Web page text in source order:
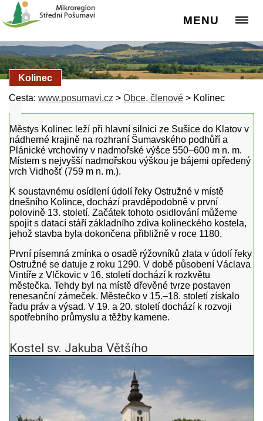
MENU
Kolinec
Cesta: www.posumavi.cz > Obce, členové > Kolinec
Městys Kolinec leží při hlavní silnici ze Sušice do Klatov v
nádherné krajině na rozhraní Šumavského podhůří a
Plánické vrchoviny v nadmořské výšce 550–600 m n. m.
Místem s nejvyšší nadmořskou výškou je bájemi opředený
vrch Vidhošť (759 m n. m.).
K soustavnému osídlení údolí řeky Ostružné v místě
dnešního Kolince, dochází pravděpodobně v první
polovině 13. století. Začátek tohoto osidlování můžeme
spojit s datací stáří základního zdiva kolineckého kostela,
jehož stavba byla dokončena přibližně v roce 1180.
První písemná zmínka o osadě rýžovníků zlata v údolí řeky
Ostružné se datuje z roku 1290. V době působení Václava
Vintíře z Vlčkovic v 16. století dochází k rozkvětu
městečka. Tehdy byl na místě dřevěné tvrze postaven
renesanční zámeček. Městečko v 15.–18. století získalo
řadu práv a výsad. V 19. a 20. století dochází k rozvoji
spotřebního průmyslu a těžby kamene.
Kostel sv. Jakuba Většího